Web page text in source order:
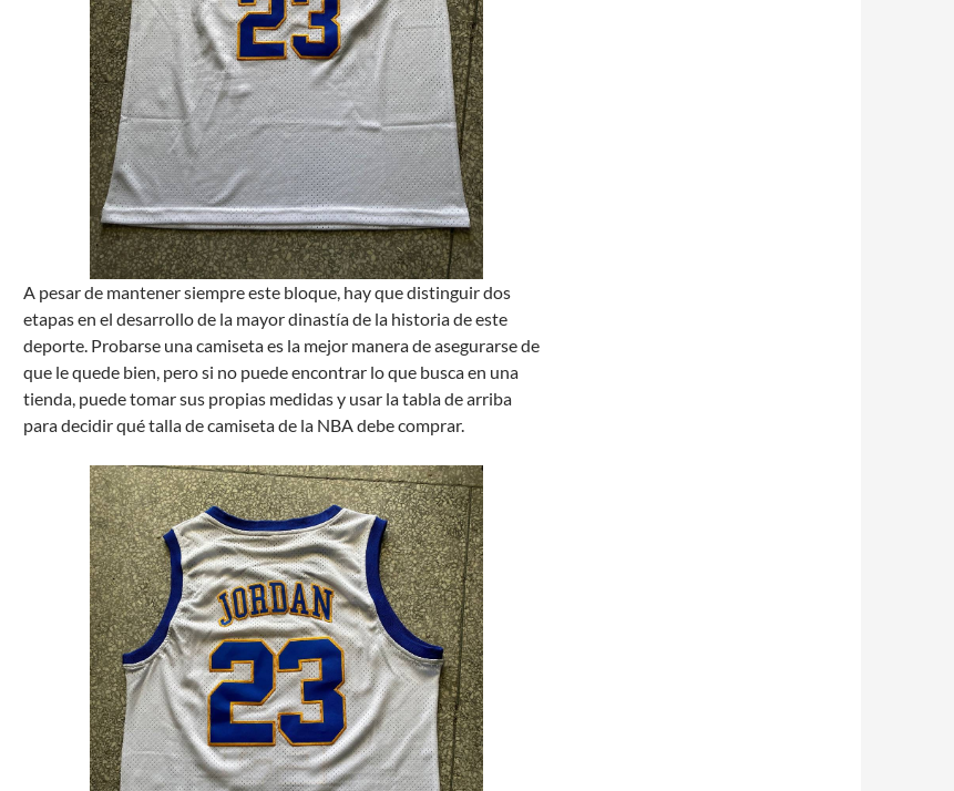
A pesar de mantener siempre este bloque, hay que distinguir dos
etapas en el desarrollo de la mayor dinastía de la historia de este
deporte. Probarse una camiseta es la mejor manera de asegurarse de
que le quede bien, pero si no puede encontrar lo que busca en una
tienda, puede tomar sus propias medidas y usar la tabla de arriba
para decidir qué talla de camiseta de la NBA debe comprar.